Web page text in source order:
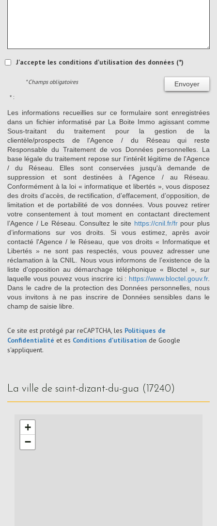
J'accepte les conditions d'utilisation des données (*)
Envoyer
* Champs obligatoires
* :
Les informations recueillies sur ce formulaire sont enregistrées
dans un fichier informatisé par La Boite Immo agissant comme
Sous-traitant du traitement pour la gestion de la
clientèle/prospects de l'Agence / du Réseau qui reste
Responsable du Traitement de vos Données personnelles. La
base légale du traitement repose sur l'intérêt légitime de l'Agence
/ du Réseau. Elles sont conservées jusqu'à demande de
suppression et sont destinées à l'Agence / au Réseau.
Conformément à la loi « informatique et libertés », vous disposez
des droits d’accès, de rectification, d’effacement, d’opposition, de
limitation et de portabilité de vos données. Vous pouvez retirer
votre consentement à tout moment en contactant directement
l’Agence / Le Réseau. Consultez le site https://cnil.fr/frpour plus
d’informations sur vos droits. Si vous estimez, après avoir
contacté l'Agence / le Réseau, que vos droits « Informatique et
Libertés » ne sont pas respectés, vous pouvez adresser une
réclamation à la CNIL. Nous vous informons de l’existence de la
liste d'opposition au démarchage téléphonique « Bloctel », sur
laquelle vous pouvez vous inscrire ici : https://www.bloctel.gouv.fr.
Dans le cadre de la protection des Données personnelles, nous
vous invitons à ne pas inscrire de Données sensibles dans le
champ de saisie libre.
Ce site est protégé par reCAPTCHA, les Politiques de
Confidentialité et es Conditions d'utilisation de Google
s'appliquent.
la ville de saint-dizant-du-gua (17240)
+
−